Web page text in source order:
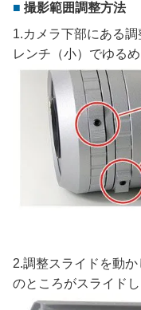
撮影範囲調整方法
1.カメラ下部にある
レンチ（小）でゆるめ
2.調整スライドを動
のところがスライドし